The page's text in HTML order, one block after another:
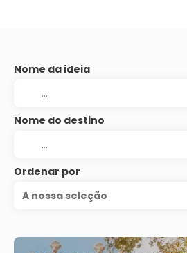
Nome da ideia
Nome do destino
Ordenar por
A nossa seleção